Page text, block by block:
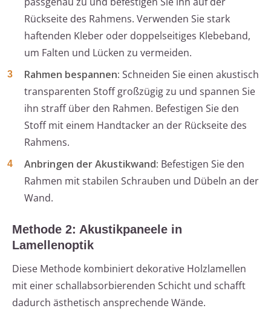
Rückseite des Rahmens. Verwenden Sie stark
haftenden Kleber oder doppelseitiges Klebeband,
um Falten und Lücken zu vermeiden.
Rahmen bespannen: Schneiden Sie einen akustisch
transparenten Stoff großzügig zu und spannen Sie
ihn straff über den Rahmen. Befestigen Sie den
Stoff mit einem Handtacker an der Rückseite des
Rahmens.
Anbringen der Akustikwand: Befestigen Sie den
Rahmen mit stabilen Schrauben und Dübeln an der
Wand.
Methode 2: Akustikpaneele in
Lamellenoptik
Diese Methode kombiniert dekorative Holzlamellen
mit einer schallabsorbierenden Schicht und schafft
dadurch ästhetisch ansprechende Wände.